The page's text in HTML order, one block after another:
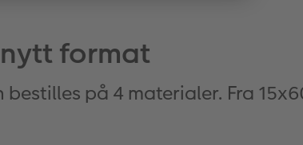
format
på 4 materialer. Fra